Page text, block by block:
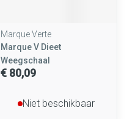
Marque Verte
Marque V Dieet
Weegschaal
€ 80,09
Niet beschikbaar